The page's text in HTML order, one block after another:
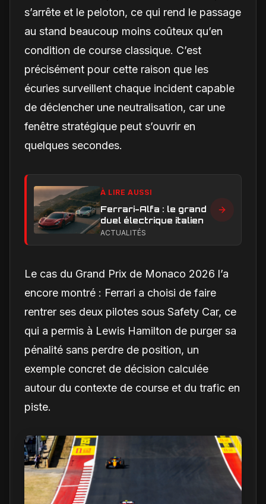
s’arrête et le peloton, ce qui rend le passage
au stand beaucoup moins coûteux qu’en
condition de course classique. C’est
précisément pour cette raison que les
écuries surveillent chaque incident capable
de déclencher une neutralisation, car une
fenêtre stratégique peut s’ouvrir en
quelques secondes.
À LIRE AUSSI
Ferrari-Alfa : le grand
duel électrique italien
ACTUALITÉS
Le cas du Grand Prix de Monaco 2026 l’a
encore montré : Ferrari a choisi de faire
rentrer ses deux pilotes sous Safety Car, ce
qui a permis à Lewis Hamilton de purger sa
pénalité sans perdre de position, un
exemple concret de décision calculée
autour du contexte de course et du trafic en
piste.